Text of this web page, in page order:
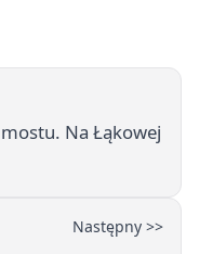
Na Łąkowej
Następny >>